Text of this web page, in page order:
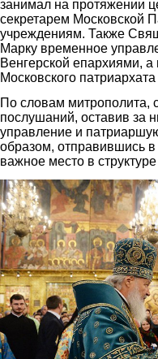
занимал на протяжении
секретарем Московской
учреждениям. Также
Марку временное
Венгерской епархиями,
Московского
По словам митрополита,
послушаний, оставив за
управление и
образом, отправившись
важное место в
1.jpg